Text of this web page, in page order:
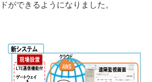
ができるようになりました。